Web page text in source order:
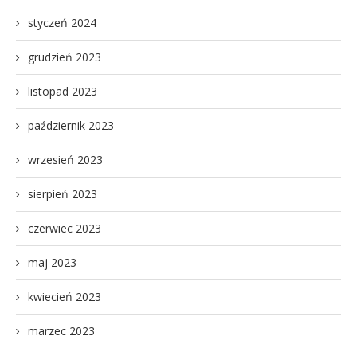
styczeń 2024
grudzień 2023
listopad 2023
październik 2023
wrzesień 2023
sierpień 2023
czerwiec 2023
maj 2023
kwiecień 2023
marzec 2023